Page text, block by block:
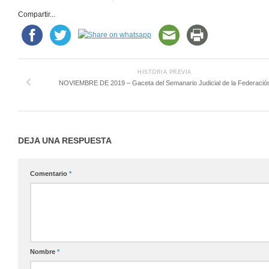
Compartir...
HISTORIA PREVIA
NOVIEMBRE DE 2019 – Gaceta del Semanario Judicial de la
DEJA UNA RESPUESTA
Comentario *
Nombre *